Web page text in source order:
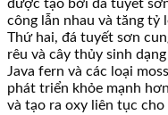
được tạo bởi đá tuyết
công lẫn nhau và tăng tỷ
Thứ hai, đá tuyết sơn
rêu và cây thủy sinh
Java fern và các loại
phát triển khỏe mạnh
và tạo ra oxy liên tục